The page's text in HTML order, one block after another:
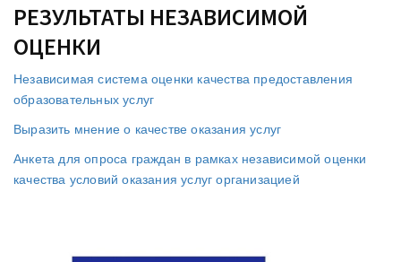
РЕЗУЛЬТАТЫ НЕЗАВИСИМОЙ
ОЦЕНКИ
Независимая система оценки качества предоставления
образовательных услуг
Выразить мнение о качестве оказания услуг
Анкета для опроса граждан в рамках независимой оценки
качества условий оказания услуг организацией